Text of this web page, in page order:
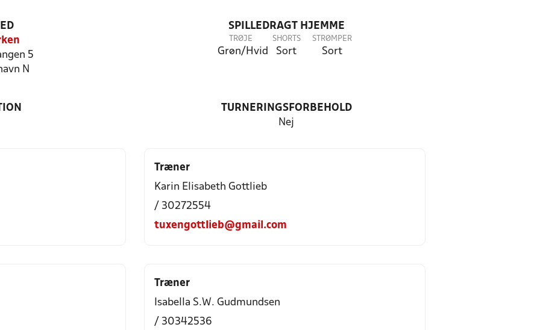
5
N
SPILLEDRAGT HJEMME
TRØJE
Grøn/Hvid
SHORTS
Sort
STRØMPER
Sort
TURNERINGSFORBEHOLD
Nej
Træner
Karin Elisabeth Gottlieb
/ 30272554
tuxengottlieb@gmail.com
Træner
Isabella S.W. Gudmundsen
/ 30342536